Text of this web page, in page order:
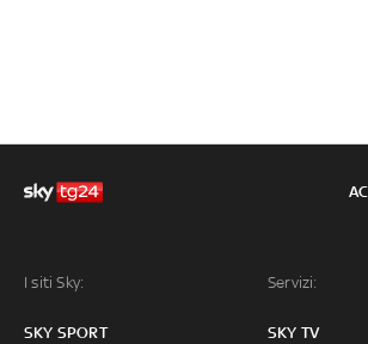
I siti Sky:
SKY SPORT
Servizi:
SKY TV